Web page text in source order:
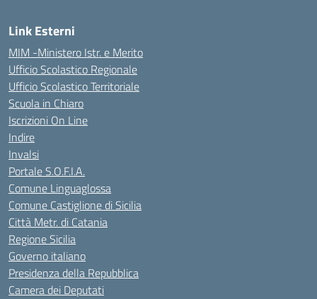
Link Esterni
MIM -Ministero Istr. e Merito
Ufficio Scolastico Regionale
Ufficio Scolastico Territoriale
Scuola in Chiaro
Iscrizioni On Line
Indire
Invalsi
Portale S.O.F.I.A.
Comune Linguaglossa
Comune Castiglione di Sicilia
Città Metr. di Catania
Regione Sicilia
Governo italiano
Presidenza della Repubblica
Camera dei Deputati